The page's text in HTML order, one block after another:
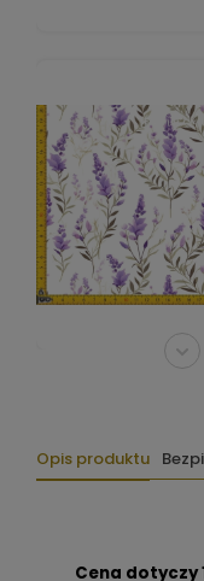
Opis produktu
Cena dotyczy